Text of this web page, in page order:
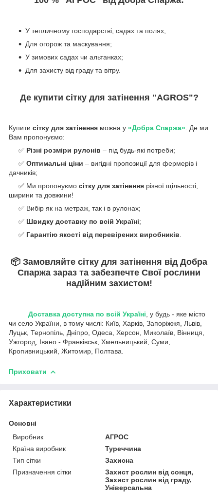
У тепличному господарстві, садах та полях;
Для огорож та маскування;
У зимових садах чи альтанках;
Для захисту від граду та вітру.
Де купити сітку для затінення "AGROS"?
Купити сітку для затінення можна у «Добра Спаржа». Де ми
Вам пропонуємо:
✅ Різні розміри рулонів – під будь-які потреби;
✅ Оптимальні ціни – вигідні пропозиції для фермерів і
дачників;
✅ Ми пропонуємо сітку для затінення різної щільності,
ширини та довжини!
✅ Вибір як на метраж, так і в рулонах;
✅ Швидку доставку по всій Україні;
✅ Гарантію якості від перевірених виробників.
📦 Замовляйте сітку для затінення від Добра
Спаржа зараз та забезпечте Cвої рослини
надійним захистом!
Доставка доступна по всій Україні , у будь - яке місто
чи село України, в тому числі: Київ, Харків, Запоріжжя, Львів,
Луцьк, Тернопіль, Дніпро, Одеса, Херсон, Миколаїв, Вінниця,
Ужгород, Івано - Франківськ, Хмельницький, Суми,
Кропивницький, Житомир, Полтава.
Приховати
Характеристики
Основні
Виробник
АГРОС
Країна виробник
Туреччина
Тип сітки
Захисна
Призначення сітки
Захист рослин від сонця,
Захист рослин від граду,
Універсальна